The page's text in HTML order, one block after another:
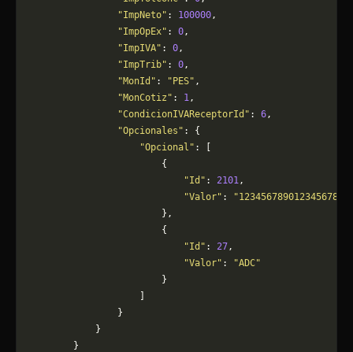
                "ImpNeto"
: 100000,
                "ImpOpEx"
: 0,
                "ImpIVA"
: 0,
                "ImpTrib"
: 0,
                "MonId"
: "PES" ,
                "MonCotiz"
: 1,
                "CondicionIVAReceptorId"
: 6,
                "Opcionales"
: {
                    "Opcional"
: [
                        {
                            "Id"
: 2101,
                            "Valor"
:
                        },
                        {
                            "Id"
: 27,
                            "Valor"
:
"ADC"
                        }
                }
            }
        }